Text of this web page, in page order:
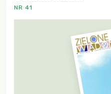
NR 41